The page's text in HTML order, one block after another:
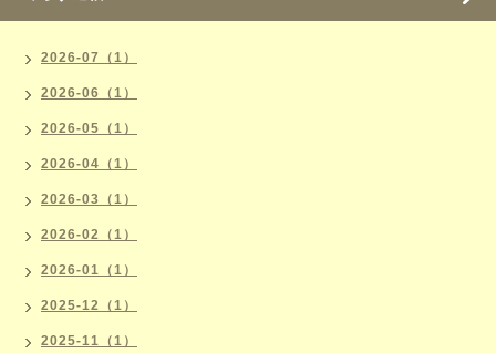
2026-07（1）
2026-06（1）
2026-05（1）
2026-04（1）
2026-03（1）
2026-02（1）
2026-01（1）
2025-12（1）
2025-11（1）